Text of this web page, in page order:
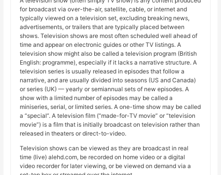
for broadcast via over-the-air, satellite, cable, or internet and
typically viewed on a television set, excluding breaking news,
advertisements, or trailers that are typically placed between
shows. Television shows are most often scheduled well ahead of
time and appear on electronic guides or other TV listings. A
television show might also be called a television program (British
English: programme), especially if it lacks a narrative structure. A
television series is usually released in episodes that follow a
narrative, and are usually divided into seasons (US and Canada)
or series (UK) — yearly or semiannual sets of new episodes. A
show with a limited number of episodes may be called a
miniseries, serial, or limited series. A one-time show may be called
a “special”. A television film (“made-for-TV movie” or “television
movie”) is a film that is initially broadcast on television rather than
released in theaters or direct-to-video.
Television shows can be viewed as they are broadcast in real
time (live) alehd.com, be recorded on home video or a digital
video recorder for later viewing, or be viewed on demand via a